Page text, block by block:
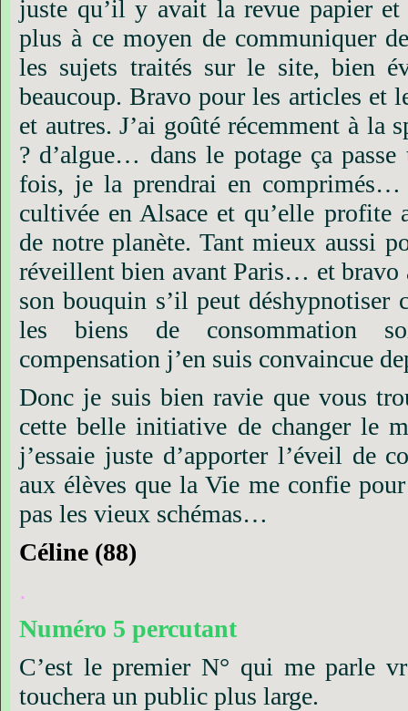
juste qu’il y avait la revue papier et
plus à ce moyen de communiquer
les sujets traités sur le site, bien
beaucoup. Bravo pour les articles et
et autres. J’ai goûté récemment à la
? d’algue… dans le potage ça passe
fois, je la prendrai en comprimés…
cultivée en Alsace et qu’elle profite
de notre planète. Tant mieux aussi
réveillent bien avant Paris… et bravo
son bouquin s’il peut déshypnotiser
les
biens de consommation
compensation j’en suis convaincue
Donc je suis bien ravie que vous
cette belle initiative de changer le
j’essaie juste d’apporter l’éveil de
aux élèves que la Vie me confie pour
pas les vieux schémas…
Céline (88)
.
Numéro 5 percutant
C’est le premier N° qui me parle
touchera un public plus large.